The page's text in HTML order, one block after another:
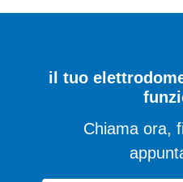
il tuo
Chiama ora,